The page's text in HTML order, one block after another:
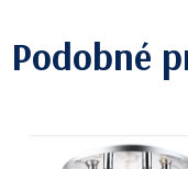
Podobné